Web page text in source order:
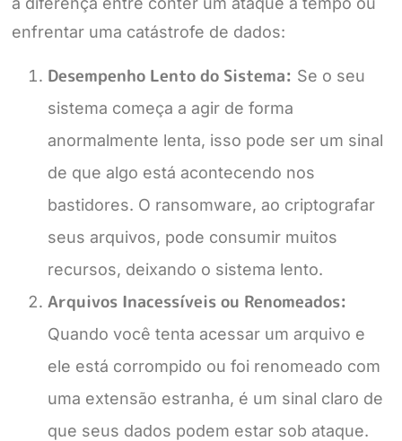
enfrentar uma catástrofe de dados:
Desempenho Lento do Sistema: Se o seu
sistema começa a agir de forma
anormalmente lenta, isso pode ser um sinal
de que algo está acontecendo nos
bastidores. O ransomware, ao criptografar
seus arquivos, pode consumir muitos
recursos, deixando o sistema lento.
Arquivos Inacessíveis ou Renomeados:
Quando você tenta acessar um arquivo e
ele está corrompido ou foi renomeado com
uma extensão estranha, é um sinal claro de
que seus dados podem estar sob ataque.